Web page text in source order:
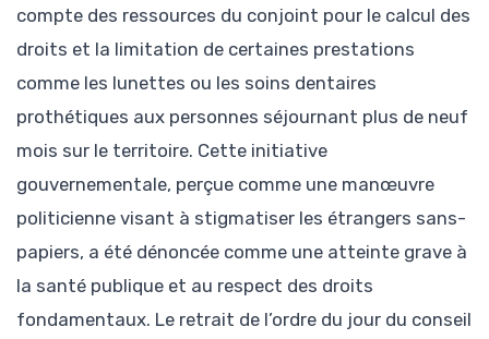
compte des ressources du conjoint pour le calcul des
droits et la limitation de certaines prestations
comme les lunettes ou les soins dentaires
prothétiques aux personnes séjournant plus de neuf
mois sur le territoire. Cette initiative
gouvernementale, perçue comme une manœuvre
politicienne visant à stigmatiser les étrangers sans-
papiers, a été dénoncée comme une atteinte grave à
la santé publique et au respect des droits
fondamentaux. Le retrait de l’ordre du jour du conseil